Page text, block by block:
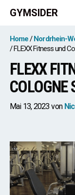
Zum
Inhalt
springen
GYMSIDER
Home Nordrhein-
FLEXX Fitness und
FLEXX
COLOGNE
Mai 13, 2023 von